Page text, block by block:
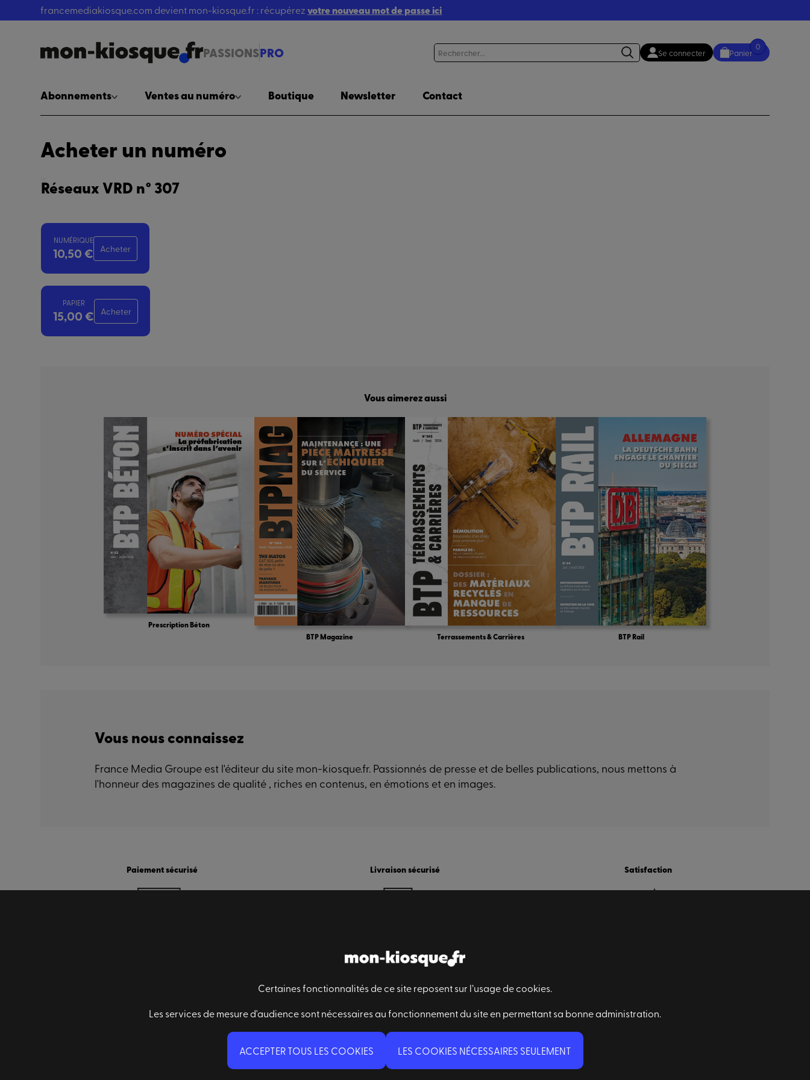
Certaines fonctionnalités de ce site reposent sur l’usage de cookies.
Les services de mesure d'audience sont nécessaires au fonctionnement du site en permettant sa bonne administration.
ACCEPTER TOUS LES COOKIES LES COOKIES NÉCESSAIRES SEULEMENT
francemediakiosque.com devient mon-kiosque.fr : récupérezvotre nouveau mot de passe ici
PASSIONSPRO Se connecter Panier
0
Abonnements Ventes au numéro Boutique Newsletter Contact
Acheter un numéro
Réseaux VRD n° 307
NUMÉRIQUE
10,50 € Acheter
PAPIER
15,00 € Acheter
Vous aimerez aussi
Prescription Béton
BTP Magazine
Terrassements & Carrières BTP Rail
Vous nous connaissez
France Media Groupe est l'éditeur du site mon-kiosque.fr. Passionnés de presse et de belles publications, nous mettons à
l'honneur des magazines de qualité , riches en contenus, en émotions et en images.
Paiement sécurisé Livraison sécurisé Satisfaction
FAQ
Abonnez-vous à notre newsletter